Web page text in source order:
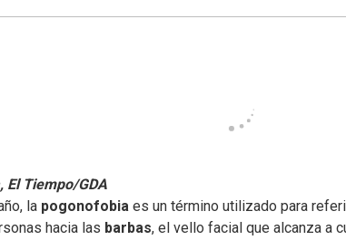
El Tiempo/GDA
la pogonofobia es un término utilizado para
hacia las barbas, el vello facial que alcanza a